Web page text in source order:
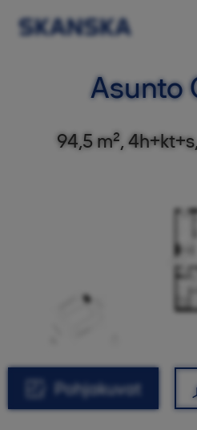
Asunto
94,5 m²,
Pohjakuvat